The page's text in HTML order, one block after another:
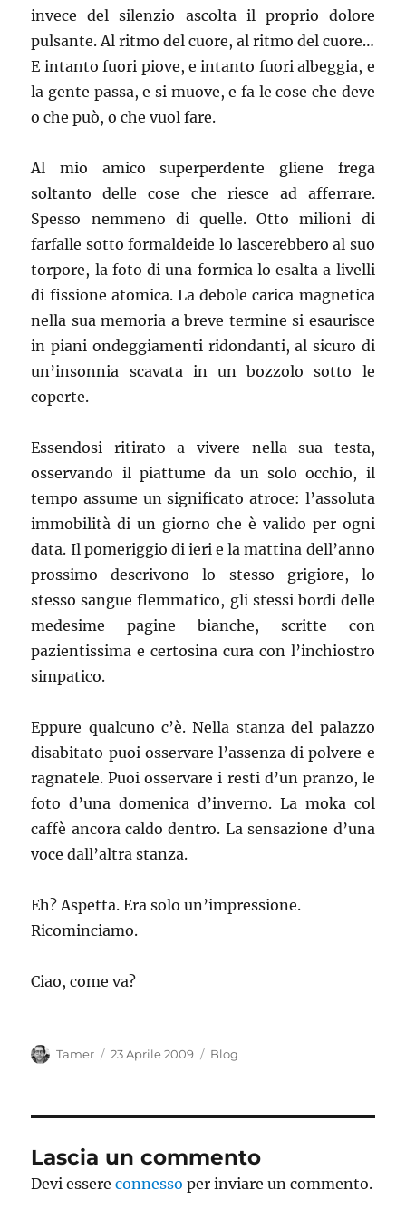
invece del silenzio ascolta il proprio dolore
pulsante. Al ritmo del cuore, al ritmo del cuore…
E intanto fuori piove, e intanto fuori albeggia, e
la gente passa, e si muove, e fa le cose che deve
o che può, o che vuol fare.
Al mio amico superperdente gliene frega
soltanto delle cose che riesce ad afferrare.
Spesso nemmeno di quelle. Otto milioni di
farfalle sotto formaldeide lo lascerebbero al suo
torpore, la foto di una formica lo esalta a livelli
di fissione atomica. La debole carica magnetica
nella sua memoria a breve termine si esaurisce
in piani ondeggiamenti ridondanti, al sicuro di
un’insonnia scavata in un bozzolo sotto le
coperte.
Essendosi ritirato a vivere nella sua testa,
osservando il piattume da un solo occhio, il
tempo assume un significato atroce: l’assoluta
immobilità di un giorno che è valido per ogni
data. Il pomeriggio di ieri e la mattina dell’anno
prossimo descrivono lo stesso grigiore, lo
stesso sangue flemmatico, gli stessi bordi delle
medesime pagine bianche, scritte con
pazientissima e certosina cura con l’inchiostro
simpatico.
Eppure qualcuno c’è. Nella stanza del palazzo
disabitato puoi osservare l’assenza di polvere e
ragnatele. Puoi osservare i resti d’un pranzo, le
foto d’una domenica d’inverno. La moka col
caffè ancora caldo dentro. La sensazione d’una
voce dall’altra stanza.
Eh? Aspetta. Era solo un’impressione.
Ricominciamo.
Ciao, come va?
Autore
Tamer
Pubblicato
23 Aprile 2009 Categorie
Blog
Lascia un commento
Devi essereconnesso per inviare un commento.